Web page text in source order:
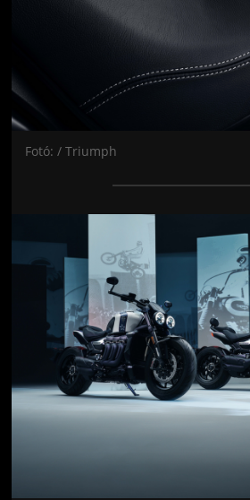
Fotó: / Triumph
Jön még kép!